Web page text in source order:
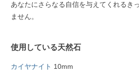
あなたにさらなる自信を与えてくれるき
ません。
使用している天然石
カイヤナイト 10mm